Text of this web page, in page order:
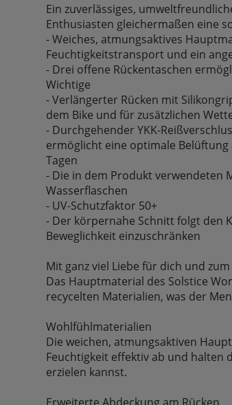
Ein zuverlässiges,
Enthusiasten gleichermaßen eine
- Weiches, atmungsaktives
Feuchtigkeitstransport und ein
- Drei offene Rückentaschen
Wichtige
- Verlängerter Rücken mit
dem Bike und für zusätzlichen
- Durchgehender YKK-
ermöglicht eine optimale
Tagen
- Die in dem Produkt verwendeten
Wasserflaschen
- UV-Schutzfaktor 50+
- Der körpernahe Schnitt folgt den
Beweglichkeit einzuschränken
Mit ganz viel Liebe für dich und
Das Hauptmaterial des Solstice
recycelten Materialien, was der
Wohlfühlmaterialien
Die weichen, atmungsaktiven
Feuchtigkeit effektiv ab und halten
erzielen kannst.